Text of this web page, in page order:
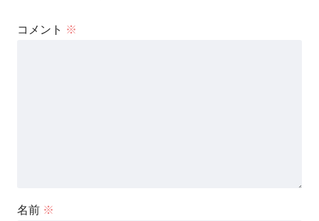
コメント ※
名前 ※